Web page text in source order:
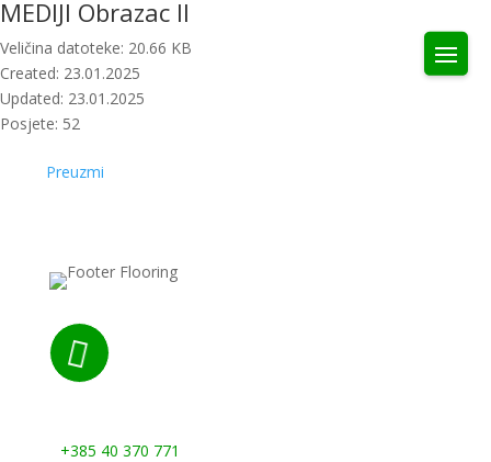
MEDIJI Obrazac II
Veličina datoteke: 20.66 KB
Created: 23.01.2025
Updated: 23.01.2025
Posjete: 52
Preuzmi

+385 40 370 771